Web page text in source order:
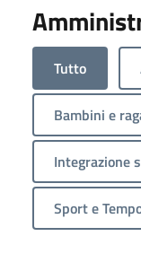
Tutto
Bambini e
Integrazione
Sport e